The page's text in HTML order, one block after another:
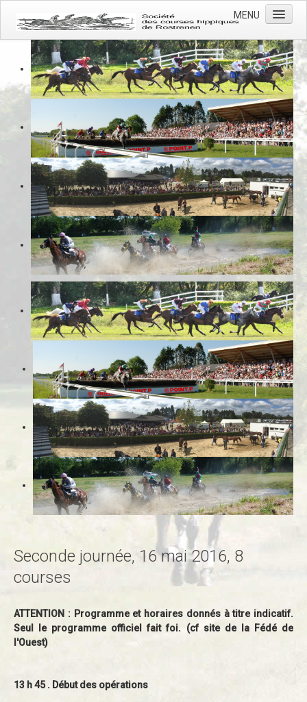
MENU
Accueil
Actualités
L'association
L'hippodrome
Les courses
Photos
Contacts
Prévention
Seconde journée, 16 mai 2016, 8
courses
ATTENTION : Programme et horaires donnés à titre indicatif.
Seul le programme officiel fait foi. (cf site de la Fédé de
l'Ouest)
13 h 45 . Début des opérations